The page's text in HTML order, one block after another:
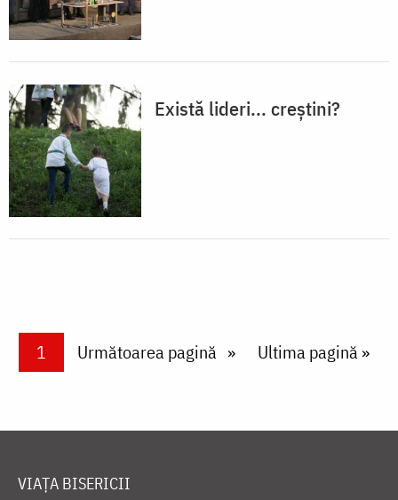
Există lideri... creștini?
PaginareCurrent page
1 Next page
Următoarea pagină Last page
Ultima pagină »
VIAȚA BISERICII